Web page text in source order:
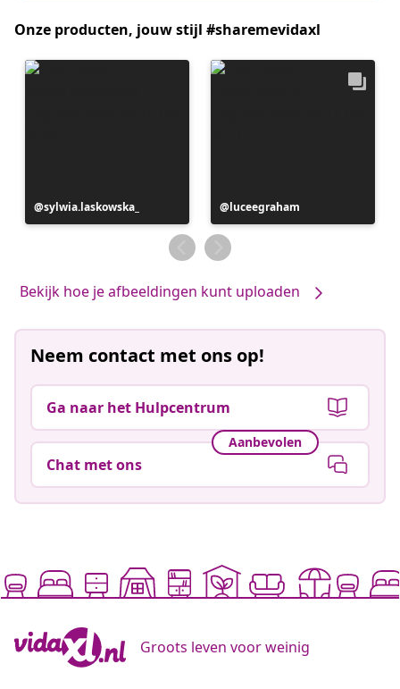
Onze producten, jouw stijl #sharemevidaxl
Bericht
gepubliceerd
sylwia.laskowska_
Bericht
gepubliceerd
door
luceegraham
Bekijk hoe je afbeeldingen kunt uploaden
Neem contact met ons op!
Ga naar het Hulpcentrum
Aanbevolen
Chat met ons
Groots leven voor weinig